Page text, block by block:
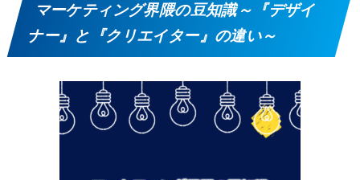
マーケティング界隈の豆知識～『デザイ
ナー』と『クリエイター』の違い～